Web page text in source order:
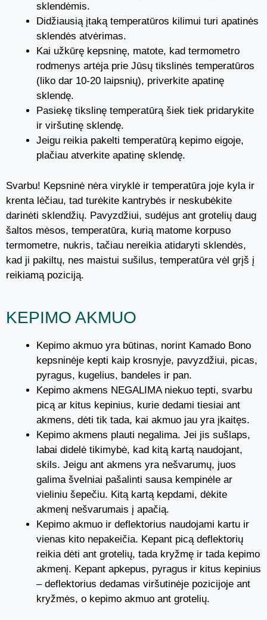
sklendėmis.
Didžiausią įtaką temperatūros kilimui turi apatinės
sklendės atvėrimas.
Kai užkūrę kepsninę, matote, kad termometro
rodmenys artėja prie Jūsų tikslinės temperatūros
(liko dar 10-20 laipsnių), priverkite apatinę
sklendę.
Pasiekę tikslinę temperatūrą šiek tiek pridarykite
ir viršutinę sklendę.
Jeigu reikia pakelti temperatūrą kepimo eigoje,
plačiau atverkite apatinę sklendę.
Svarbu! Kepsninė nėra viryklė ir temperatūra joje kyla ir
krenta lėčiau, tad turėkite kantrybės ir neskubėkite
darinėti sklendžių. Pavyzdžiui, sudėjus ant grotelių daug
šaltos mėsos, temperatūra, kurią matome korpuso
termometre, nukris, tačiau nereikia atidaryti sklendės,
kad ji pakiltų, nes maistui sušilus, temperatūra vėl grįš į
reikiamą poziciją.
KEPIMO AKMUO
Kepimo akmuo yra būtinas, norint Kamado Bono
kepsninėje kepti kaip krosnyje, pavyzdžiui, picas,
pyragus, kugelius, bandeles ir pan.
Kepimo akmens NEGALIMA niekuo tepti, svarbu
picą ar kitus kepinius, kurie dedami tiesiai ant
akmens, dėti tik tada, kai akmuo jau yra įkaitęs.
Kepimo akmens plauti negalima. Jei jis sušlaps,
labai didelė tikimybė, kad kitą kartą naudojant,
skils. Jeigu ant akmens yra nešvarumų, juos
galima švelniai pašalinti sausa kempinėle ar
vieliniu šepečiu. Kitą kartą kepdami, dėkite
akmenį nešvarumais į apačią.
Kepimo akmuo ir deflektorius naudojami kartu ir
vienas kito nepakeičia. Kepant picą deflektorių
reikia dėti ant grotelių, tada kryžmę ir tada kepimo
akmenį. Kepant apkepus, pyragus ir kitus kepinius
– deflektorius dedamas viršutinėje pozicijoje ant
kryžmės, o kepimo akmuo ant grotelių.